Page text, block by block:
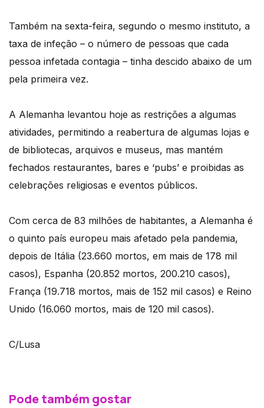
Também na sexta-feira, segundo o mesmo instituto, a
taxa de infeção – o número de pessoas que cada
pessoa infetada contagia – tinha descido abaixo de um
pela primeira vez.
A Alemanha levantou hoje as restrições a algumas
atividades, permitindo a reabertura de algumas lojas e
de bibliotecas, arquivos e museus, mas mantém
fechados restaurantes, bares e ‘pubs’ e proibidas as
celebrações religiosas e eventos públicos.
Com cerca de 83 milhões de habitantes, a Alemanha é
o quinto país europeu mais afetado pela pandemia,
depois de Itália (23.660 mortos, em mais de 178 mil
casos), Espanha (20.852 mortos, 200.210 casos),
França (19.718 mortos, mais de 152 mil casos) e Reino
Unido (16.060 mortos, mais de 120 mil casos).
C/Lusa
Pode também gostar